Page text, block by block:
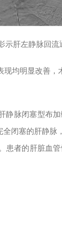
示肝左静脉回流
均明显改善
静脉闭塞型布
闭塞的肝静脉
患者的肝脏血